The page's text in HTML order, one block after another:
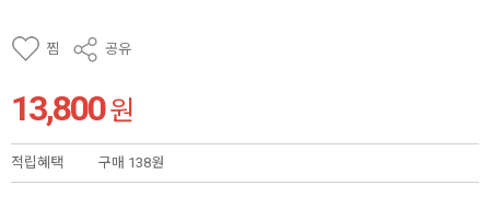
공유
찜
13,800원
적립혜택 구매 138원